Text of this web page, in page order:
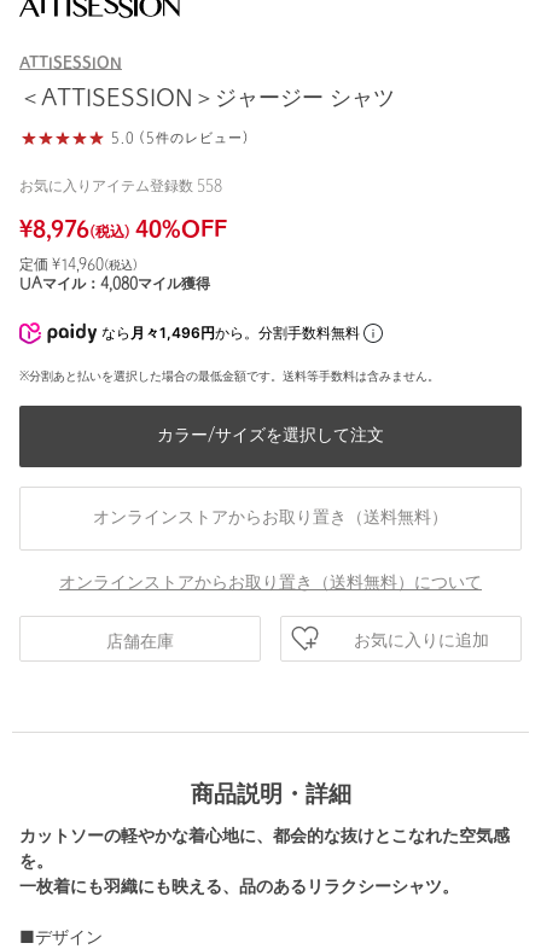
ATTISESSION
＜ATTISESSION＞ジャージー シャツ
5.0 (5件のレビュー)
お気に入りアイテム登録数 558
¥8,976(税込) 40%OFF
定価 ¥14,960(税込)
UAマイル： 4,080マイル獲得
なら 月々1,496円から。分割手数料無料
※分割あと払いを選択した場合の最低金額です。送料等手数料は含みません。
カラー/サイズを選択して注文
オンラインストアからお取り置き（送料無料）
オンラインストアからお取り置き（送料無料）について
店舗在庫 お気に入りに追加
商品説明・詳細
カットソーの軽やかな着心地に、都会的な抜けとこなれた空気感
を。
一枚着にも羽織にも映える、品のあるリラクシーシャツ。
■デザイン